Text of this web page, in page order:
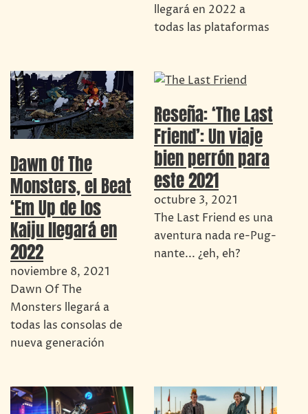
llegará en 2022 a
todas las plataformas
Dawn Of The
Monsters, el Beat
‘Em Up de los
Kaiju llegará en
2022
noviembre 8, 2021
Dawn Of The
Monsters llegará a
todas las consolas de
nueva generación
Reseña: ‘The Last
Friend’: Un viaje
bien perrón para
este 2021
octubre 3, 2021
The Last Friend es una
aventura nada re-Pug-
nante... ¿eh, eh?